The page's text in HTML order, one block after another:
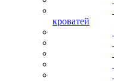
кроватей